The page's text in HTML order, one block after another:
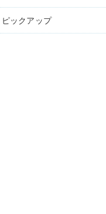
ピックアップ